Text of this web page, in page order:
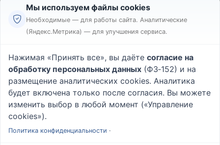
Реклама
Пользовательское соглашение
Политика конфиденциальности
Вопрос - Ответ|О проекте
Мы используем файлы cookies
Необходимые — для работы сайта. Аналитические
(Яндекс.Метрика) — для улучшения сервиса.
Нажимая «Принять все», вы даёте согласие на
обработку персональных данных (ФЗ‑152) и на
размещение аналитических cookies. Аналитика
будет включена только после согласия. Вы можете
изменить выбор в любой момент («Управление
cookies»).
Политика конфиденциальности ·